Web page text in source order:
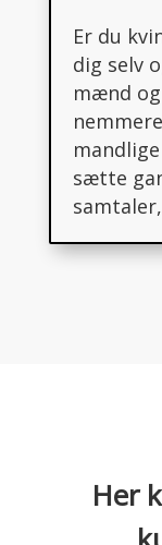
Er du
dig selv
mænd
sætte
Her